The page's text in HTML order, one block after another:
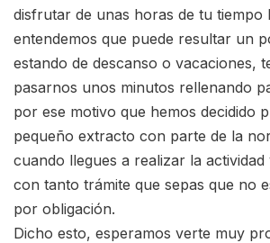
disfrutar de unas horas de tu tiempo
entendemos que puede resultar un
estando de descanso o vacaciones,
pasarnos unos minutos rellenando
por ese motivo que hemos decidido
pequeño extracto con parte de la
cuando llegues a realizar la
con tanto trámite que sepas que no
por obligación.
Dicho esto, esperamos verte muy